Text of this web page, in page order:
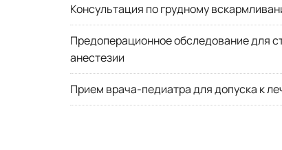
Консультация по грудному
Предоперационное обследование для
анестезии
Прием врача-педиатра для допуска к